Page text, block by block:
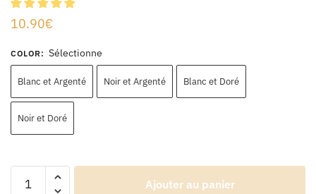
10.90€
COLOR: Sélectionne
Blanc et Argenté Noir et Argenté Blanc et Doré
Noir et Doré
Ajouter au panier